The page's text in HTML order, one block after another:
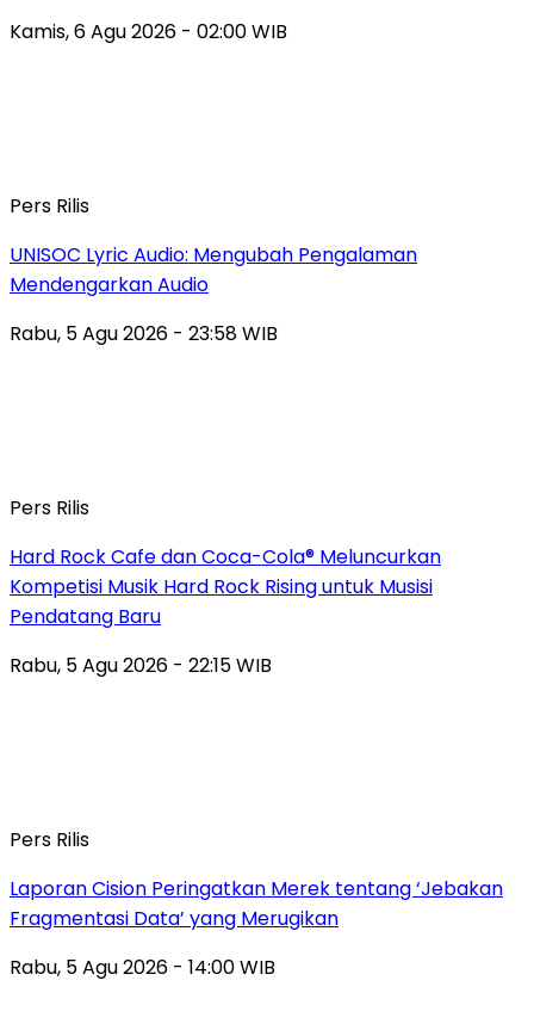
Kamis, 6 Agu 2026 - 02:00 WIB
Pers Rilis
UNISOC Lyric Audio: Mengubah Pengalaman
Mendengarkan Audio
Rabu, 5 Agu 2026 - 23:58 WIB
Pers Rilis
Hard Rock Cafe dan Coca-Cola® Meluncurkan
Kompetisi Musik Hard Rock Rising untuk Musisi
Pendatang Baru
Rabu, 5 Agu 2026 - 22:15 WIB
Pers Rilis
Laporan Cision Peringatkan Merek tentang ‘Jebakan
Fragmentasi Data’ yang Merugikan
Rabu, 5 Agu 2026 - 14:00 WIB